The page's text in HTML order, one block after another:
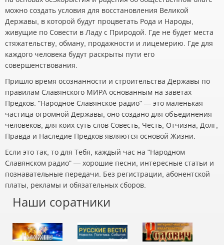
можно создать условия для восстановления Великой
Державы, в которой будут процветать Рода и Народы,
живущие по Совести в Ладу с Природой. Где не будет места
стяжательству, обману, продажности и лицемерию. Где для
каждого человека будут раскрыты пути его
совершенствования.
Пришло время осознанности и строительства Державы по
правилам Славянского МИРА основанным на заветах
Предков. "Народное Славянское радио" — это маленькая
частица огромной Державы, оно создано для объединения
человеков, для коих суть слов Совесть, Честь, Отчизна, Долг,
Правда и Наследие Предков являются основой Жизни.
Если это так, то для Тебя, каждый час на "Народном
Славянском радио" — хорошие песни, интересные статьи и
познавательные передачи. Без регистрации, абонентской
платы, рекламы и обязательных сборов.
Наши соратники